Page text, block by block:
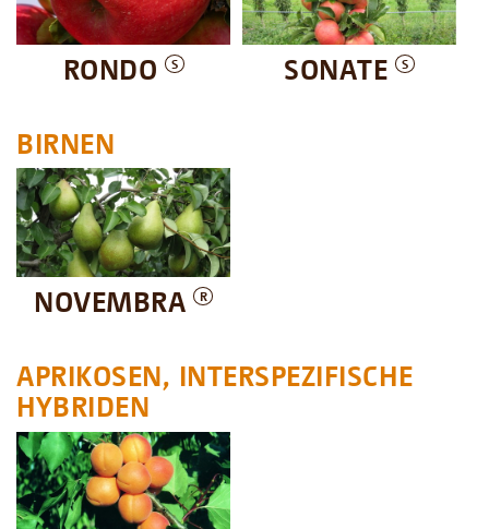
RONDO S SONATE S
BIRNEN
NOVEMBRA R
APRIKOSEN, INTERSPEZIFISCHE
HYBRIDEN